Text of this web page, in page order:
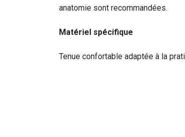
anatomie sont recommandées.
Matériel spécifique
Tenue confortable adaptée à la